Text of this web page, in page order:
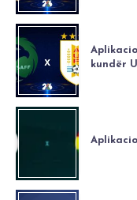
kundër